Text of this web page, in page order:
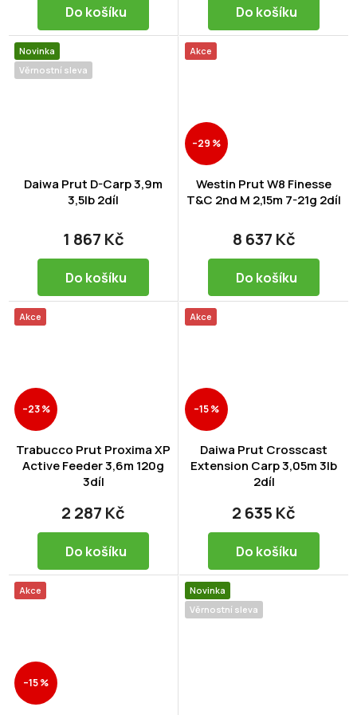
Do košíku Do košíku
Novinka
Věrnostní sleva
Daiwa Prut D-Carp 3,9m
3,5lb 2díl
1 867 Kč
Do košíku
Akce
–29 %
Westin Prut W8 Finesse
T&C 2nd M 2,15m 7-21g 2díl
8 637 Kč
Do košíku
Akce
–23 %
Trabucco Prut Proxima XP
Active Feeder 3,6m 120g
3díl
2 287 Kč
Do košíku
Akce
–15 %
Daiwa Prut Crosscast
Extension Carp 3,05m 3lb
2díl
2 635 Kč
Do košíku
Akce
–15 %
Novinka
Věrnostní sleva